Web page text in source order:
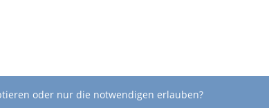
oder nur die notwendigen erlauben?